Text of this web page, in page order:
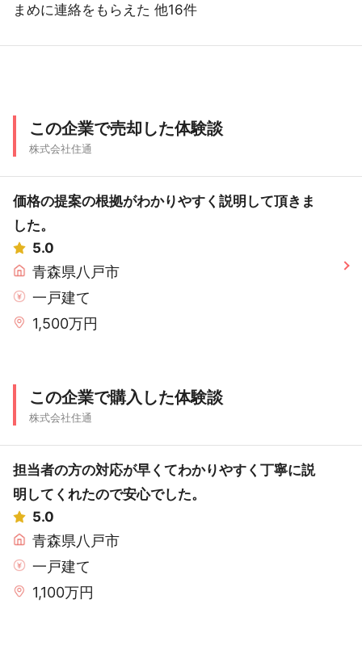
まめに連絡をもらえた 他16件
この企業で売却した体験談
株式会社住通
価格の提案の根拠がわかりやすく説明して頂きま
した。
5.0
青森県八戸市
一戸建て
1,500万円
この企業で購入した体験談
株式会社住通
担当者の方の対応が早くてわかりやすく丁寧に説
明してくれたので安心でした。
5.0
青森県八戸市
一戸建て
1,100万円